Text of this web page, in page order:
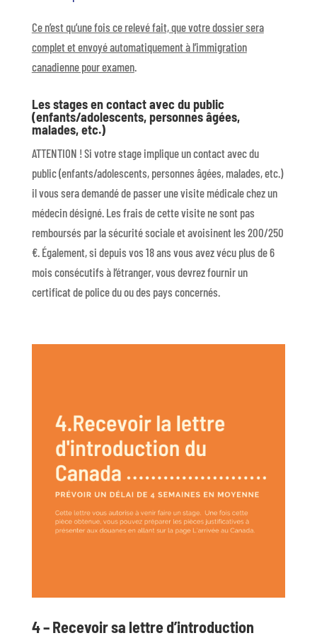
Ce n’est qu’une fois ce relevé fait, que votre dossier sera
complet et envoyé automatiquement à l’immigration
canadienne pour examen.
Les stages en contact avec du public
(enfants/adolescents, personnes âgées,
malades, etc.)
ATTENTION ! Si votre stage implique un contact avec du
public (enfants/adolescents, personnes âgées, malades, etc.)
il vous sera demandé de passer une visite médicale chez un
médecin désigné. Les frais de cette visite ne sont pas
remboursés par la sécurité sociale et avoisinent les 200/250
€. Également, si depuis vos 18 ans vous avez vécu plus de 6
mois consécutifs à l’étranger, vous devrez fournir un
certificat de police du ou des pays concernés.
4 – Recevoir sa lettre d’introduction